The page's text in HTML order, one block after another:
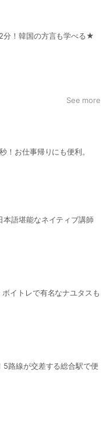
分！韓国の方言も学べる★
See more
！お仕事帰りにも便利。
語堪能なネイティブ講師
イトレで有名なナユタスも
5路線が交差する総合駅で便